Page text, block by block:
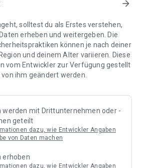
Lade andere ein und erledigt den
übernehmen: Importiere
und verwandle sie
ALLTAG
Einkäufe
Einkaufen
mit Familie & Freunden
arrow_forward
solltest du als Erstes verstehen,
erheben und weitergeben. Die
können je nach deiner
und deinem Alter variieren. Diese
vom Entwickler zur Verfügung gestellt
ihm geändert werden.
werden mit Drittunternehmen oder -
geteilt
dazu, wie Entwickler Angaben
von Daten machen
erhoben
dazu, wie Entwickler Angaben